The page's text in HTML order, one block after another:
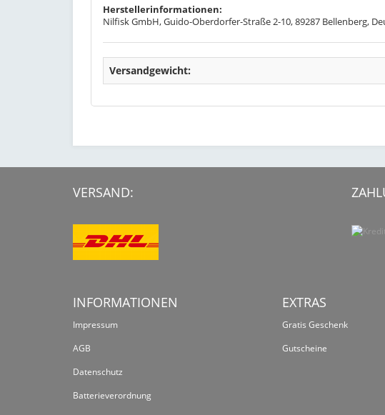
Herstellerinformationen:
Nilfisk GmbH, Guido-Oberdorfer-Straße 2-10, 89287 Bellenberg,
Versandgewicht:
VERSAND:
INFORMATIONEN
Impressum
AGB
Datenschutz
Batterieverordnung
EXTRAS
Gratis Geschenk
Gutscheine